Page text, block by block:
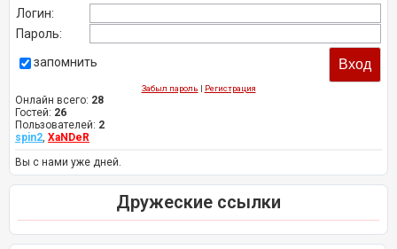
Логин:
Пароль:
запомнить
Забыл пароль | Регистрация
Онлайн всего: 28
Гостей: 26
Пользователей: 2
spin2, XaNDeR
Вы с нами уже дней.
Дружеские ссылки